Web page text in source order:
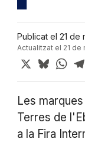
Publicat el 21 de
Actualitzat el 21 de
X Bluesky
Les
Terres de
a la Fira